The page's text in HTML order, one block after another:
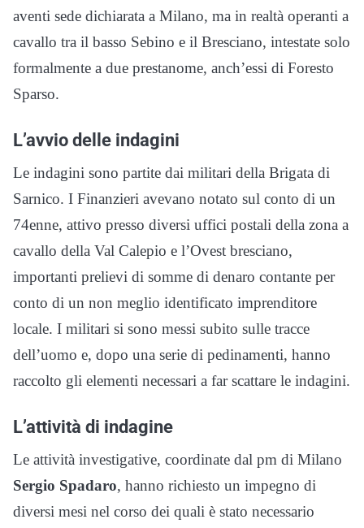
aventi sede dichiarata a Milano, ma in realtà operanti a
cavallo tra il basso Sebino e il Bresciano, intestate solo
formalmente a due prestanome, anch’essi di Foresto
Sparso.
L’avvio delle indagini
Le indagini sono partite dai militari della Brigata di
Sarnico. I Finanzieri avevano notato sul conto di un
74enne, attivo presso diversi uffici postali della zona a
cavallo della Val Calepio e l’Ovest bresciano,
importanti prelievi di somme di denaro contante per
conto di un non meglio identificato imprenditore
locale. I militari si sono messi subito sulle tracce
dell’uomo e, dopo una serie di pedinamenti, hanno
raccolto gli elementi necessari a far scattare le indagini.
L’attività di indagine
Le attività investigative, coordinate dal pm di Milano
Sergio Spadaro, hanno richiesto un impegno di
diversi mesi nel corso dei quali è stato necessario